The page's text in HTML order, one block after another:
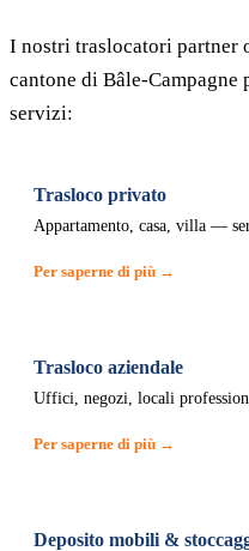
I nostri traslocatori partner
cantone di Bâle-Campagne
servizi:
Trasloco privato
Appartamento, casa, villa —
Per saperne di più →
Trasloco aziendale
Uffici, negozi, locali
Per saperne di più →
Deposito mobili &